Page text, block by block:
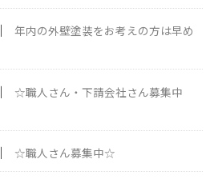
年内の外壁塗装をお考えの方は早め
☆職人さん・下請会社さん募集中
☆職人さん募集中☆